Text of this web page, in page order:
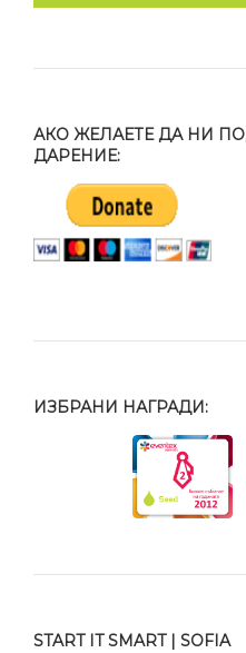
АКО ЖЕЛАЕТЕ ДА НИ
ДАРЕНИЕ:
ИЗБРАНИ НАГРАДИ:
START IT SMART | SOFIA